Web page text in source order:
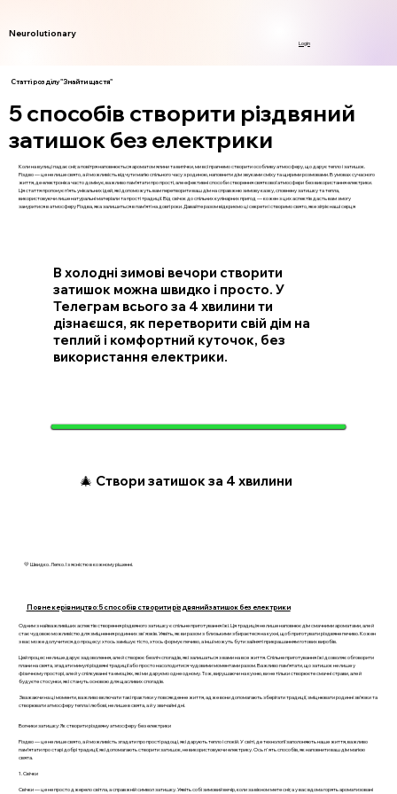
Neurolutionary
Login
Статті розділу "Знайти щастя"
5 способів створити різдвяний
затишок без електрики
Коли на вулиці падає сніг, а повітря наповнюється ароматом ялини та випічки, ми всі прагнемо створити особливу атмосферу, що дарує тепло і затишок.
Різдво — це не лише свято, а й можливість відчути магію спільного часу з родиною, наповнити дім звуками сміху та щирими розмовами. В умовах сучасного
життя, де електроніка часто домінує, важливо пам’ятати про прості, але ефективні способи створення святкової атмосфери без використання електрики.
Ця стаття пропонує п’ять унікальних ідей, які допоможуть вам перетворити ваш дім на справжню зимову казку, сповнену затишку та тепла,
використовуючи лише натуральні матеріали та прості традиції. Від свічок до спільних кулінарних пригод — кожен з цих аспектів дасть вам змогу
зануритися в атмосферу Різдва, яка залишиться в пам’яті на довгі роки. Давайте разом відкриємо ці секрети і створимо свято, яке зігріє наші серця
В холодні зимові вечори створити
затишок можна швидко і просто. У
Телеграм всього за 4 хвилини ти
дізнаєшся, як перетворити свій дім на
теплий і комфортний куточок, без
використання електрики.
🎄 Створи затишок за 4 хвилини
💛 Швидко. Легко. І з ясністю в кожному рішенні.
Повне керівництво: 5 способів створити різдвяний затишок без електрики
Одним з найважливіших аспектів створення різдвяного затишку є спільне приготування їжі. Ця традиція не лише наповнює дім смачними ароматами, але й
стає чудовою можливістю для зміцнення родинних зв'язків. Уявіть, як ви разом з близькими збираєтеся на кухні, щоб приготувати різдвяне печиво. Кожен
з вас може долучитися до процесу: хтось замішує тісто, хтось формує печиво, а інші можуть бути зайняті прикрашанням готових виробів.
Цей процес не лише дарує задоволення, але й створює безліч спогадів, які залишаться з вами на все життя. Спільне приготування їжі дозволяє обговорити
плани на свята, згадати минулі різдвяні традиції або просто насолодитися чудовими моментами разом. Важливо пам’ятати, що затишок не лише у
фізичному просторі, але й у спілкуванні та емоціях, які ми даруємо одне одному. Тож, вирушаючи на кухню, ви не тільки створюєте смачні страви, але й
будуєте стосунки, які стануть основою для щасливих спогадів.
Зважаючи на ці моменти, важливо включати такі практики у повсякденне життя, адже вони допомагають зберігати традиції, зміцнювати родинні зв’язки та
створювати атмосферу тепла і любові, не лише в свята, а й у звичайні дні.
Вогники затишку: Як створити різдвяну атмосферу без електрики
Різдво — це не лише свято, а й можливість згадати про прості радощі, які дарують тепло і спокій. У світі, де технології заполоняють наше життя, важливо
пам’ятати про старі добрі традиції, які допомагають створити затишок, не використовуючи електрику. Ось п'ять способів, як наповнити ваш дім магією
свята.
1. Свічки
Свічки — це не просто джерело світла, а справжній символ затишку. Уявіть собі зимовий вечір, коли за вікном мете сніг, а у вас вдома горять ароматизовані